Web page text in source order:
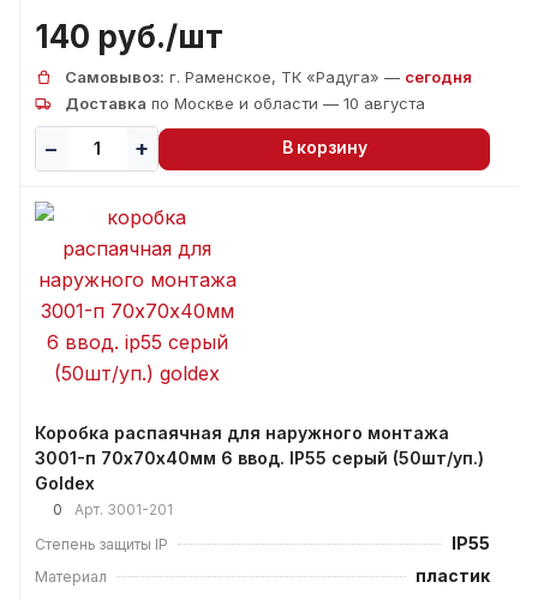
140 руб./шт
Самовывоз: г. Раменское, ТК «Радуга» — сегодня
Доставка по Москве и области — 10 августа
В корзину
Коробка распаячная для наружного монтажа
3001-п 70х70х40мм 6 ввод. IP55 серый (50шт/уп.)
Goldex
0 Арт. 3001-201
Степень защиты IP
IP55
Материал
пластик